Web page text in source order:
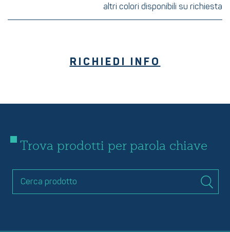
altri colori disponibili su richiesta
RICHIEDI INFO
Trova prodotti per parola chiave